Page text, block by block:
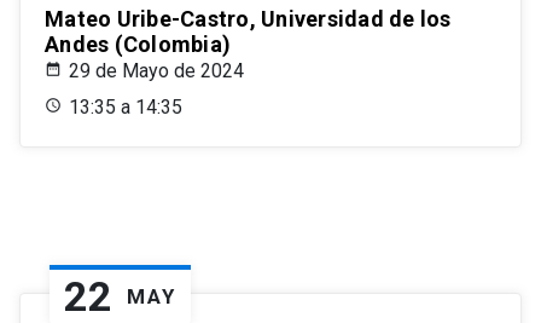
Mateo Uribe-Castro, Universidad de los
Andes (Colombia)
29 de Mayo de 2024
13:35 a 14:35
22 MAY